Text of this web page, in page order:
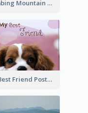
Climbing Mountain Experience Postcard
My Best Friend Postcard